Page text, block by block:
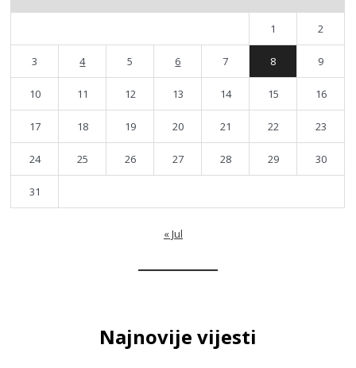
1 2
3 4 5 6 7 8 9
10 11 12 13 14 15 16
17 18 19 20 21 22 23
24 25 26 27 28 29 30
31
« Jul
Najnovije vijesti